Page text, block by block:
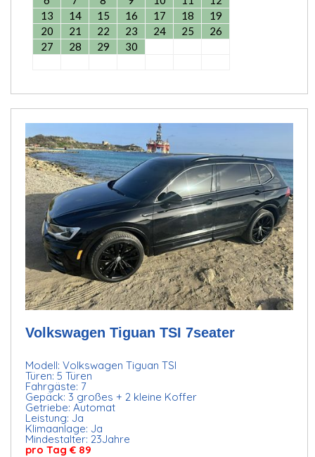
13
14 15 16 17 18
19
20
21 22 23 24 25
26
27
28 29 30
Volkswagen Tiguan TSI 7seater
Modell: Volkswagen Tiguan TSI
Türen: 5 Türen
Fahrgäste: 7
Gepäck: 3 großes + 2 kleine Koffer
Getriebe: Automat
Leistung: Ja
Klimaanlage: Ja
Mindestalter: 23Jahre
pro Tag € 89